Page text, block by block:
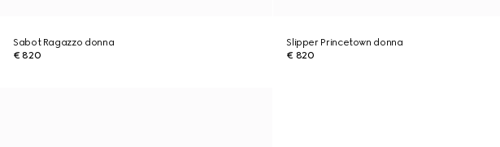
Sabot Ragazzo donna
€ 820
Slipper Princetown donna
€ 820